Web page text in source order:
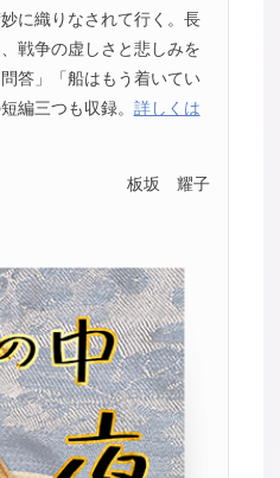
に織りなされて行く。長
戦争の虚しさと悲しみを
答」「船はもう着いてい
編三つも収録。 詳しくは
板坂 耀子